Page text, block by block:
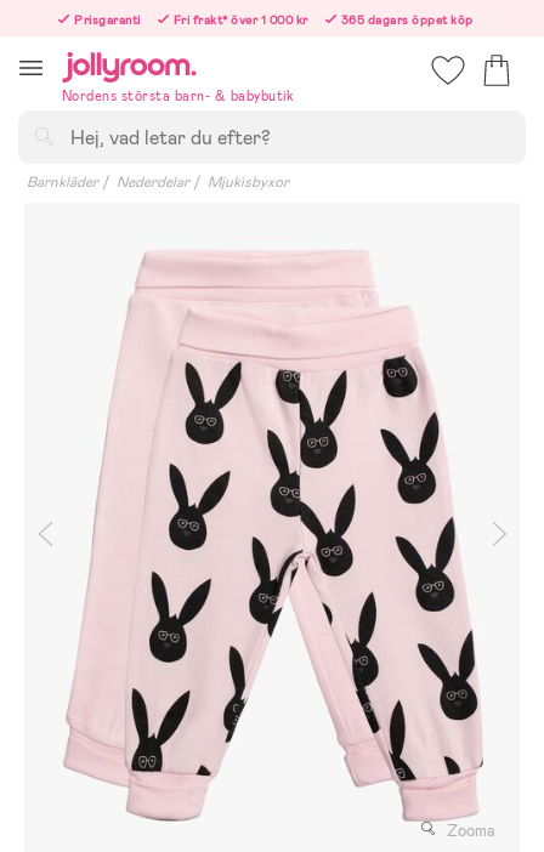
innehållet
Prisgaranti Fri frakt* över 1 000 kr
365 dagars öppet köp
Nordens största barn- & babybutik
Barnkläder Nederdelar Mjukisbyxor
Zooma